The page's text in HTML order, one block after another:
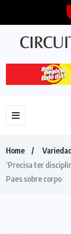
Home
‘Precisa ter
Paes sobre corpo